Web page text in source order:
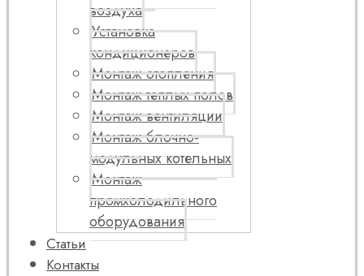
воздуха
Установка
кондиционеров
Монтаж отопления
Монтаж теплых полов
Монтаж вентиляции
Монтаж блочно-
модульных котельных
Монтаж
промхолодильного
оборудования
Статьи
Контакты